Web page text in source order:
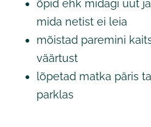
õpid ehk midagi uut
mida netist ei leia
mõistad paremini
väärtust
lõpetad matka päris
parklas